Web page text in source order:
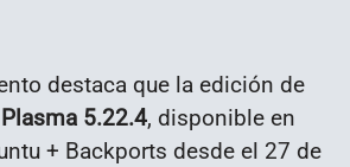
destaca que la edición de
Plasma 5.22.4, disponible en
+ Backports desde el 27 de